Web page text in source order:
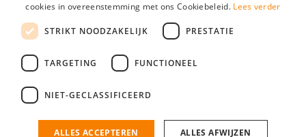
Veilig betalen
StudentJob International is a subsidiary from YoungCapital • ©
2026 • Alle rechten voorbehouden •
Privacy StudentJob BE score 4.2 - 6 reviews
cookies in overeenstemming met ons Cookiebeleid. Lees verder
STRIKT NOODZAKELIJK PRESTATIE
TARGETING FUNCTIONEEL
NIET-GECLASSIFICEERD
ALLES ACCEPTEREN ALLES AFWIJZEN